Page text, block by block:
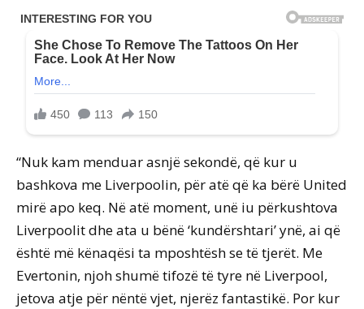
“Nuk kam menduar asnjë sekondë, që kur u
bashkova me Liverpoolin, për atë që ka bërë United
mirë apo keq. Në atë moment, unë iu përkushtova
Liverpoolit dhe ata u bënë ‘kundërshtari’ ynë, ai që
është më kënaqësi ta mposhtësh se të tjerët. Me
Evertonin, njoh shumë tifozë të tyre në Liverpool,
jetova atje për nëntë vjet, njerëz fantastikë. Por kur